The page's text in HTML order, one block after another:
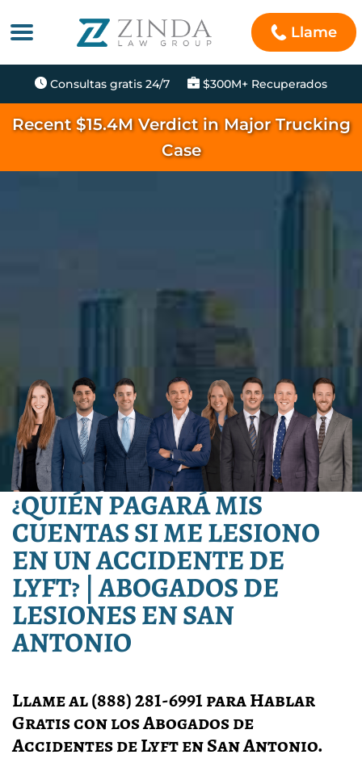
Llame
Consultas gratis 24/7 $300M+ Recuperados
Recent $15.4M Verdict in Major Trucking
Case
¿QUIÉN PAGARÁ MIS
CUENTAS SI ME LESIONO
EN UN ACCIDENTE DE
LYFT? | ABOGADOS DE
LESIONES EN SAN
ANTONIO
Llame al (888) 281-6991 para Hablar
Gratis con los Abogados de
Accidentes de Lyft en San Antonio.